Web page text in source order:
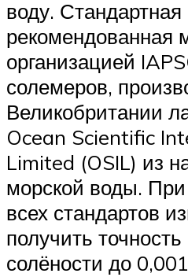
воду.
рекомендованная
организацией
солемеров,
Великобритании
Ocean Scientific
Limited (OSIL) из
морской воды.
всех стандартов
получить
солёности до